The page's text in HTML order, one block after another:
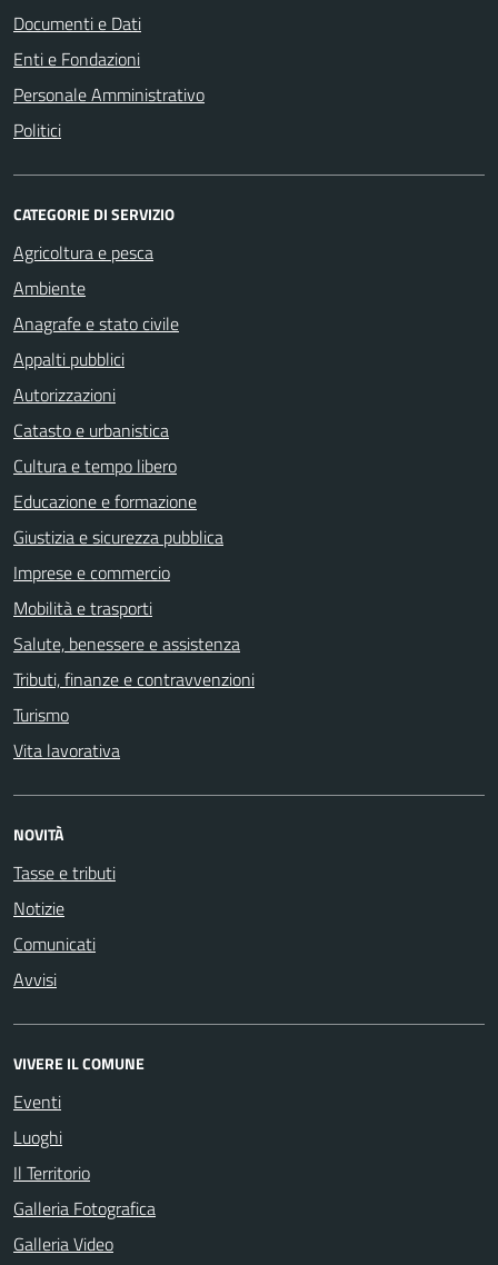
Documenti e Dati
Enti e Fondazioni
Personale Amministrativo
Politici
CATEGORIE DI SERVIZIO
Agricoltura e pesca
Ambiente
Anagrafe e stato civile
Appalti pubblici
Autorizzazioni
Catasto e urbanistica
Cultura e tempo libero
Educazione e formazione
Giustizia e sicurezza pubblica
Imprese e commercio
Mobilità e trasporti
Salute, benessere e assistenza
Tributi, finanze e contravvenzioni
Turismo
Vita lavorativa
NOVITÀ
Tasse e tributi
Notizie
Comunicati
Avvisi
VIVERE IL COMUNE
Eventi
Luoghi
Il Territorio
Galleria Fotografica
Galleria Video